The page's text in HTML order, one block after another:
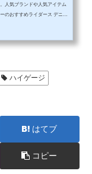
人気ブランドや人気アイテム
のおすすめライダース デニム
ーカー ミリタリーSocial Girlの
ハイゲージ
はてブ
コピー